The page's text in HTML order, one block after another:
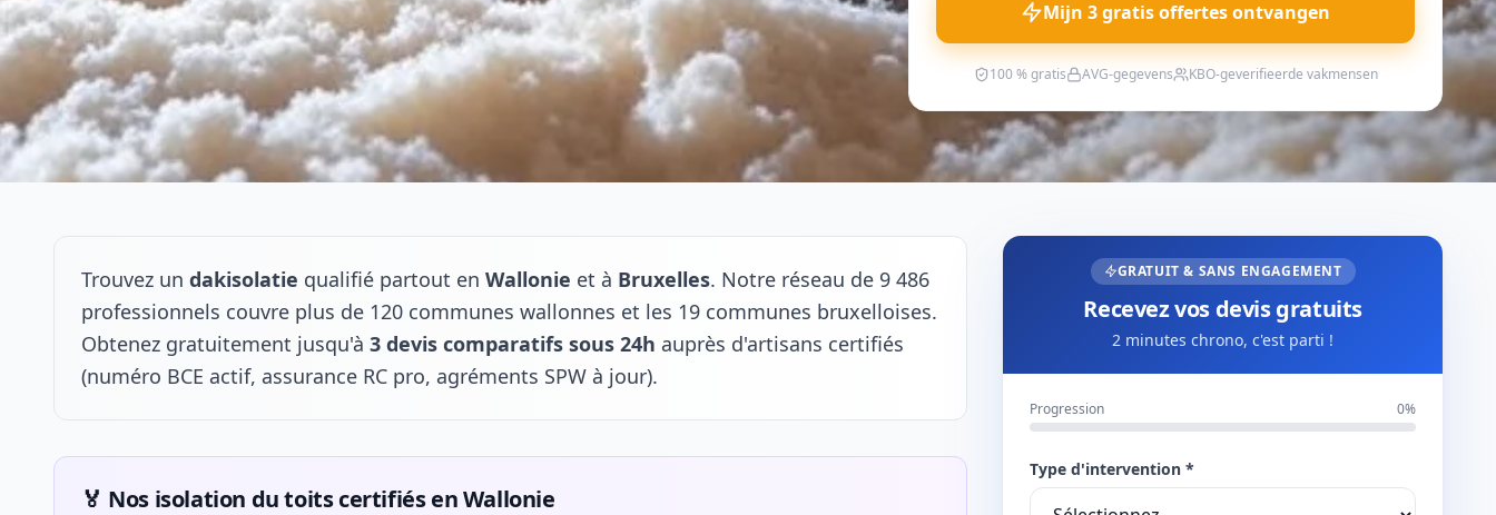
Mijn 3 gratis offertes ontvangen
100 % gratis AVG-gegevens KBO-geverifieerde vakmensen
Trouvez un dakisolatie qualifié partout en Wallonie et à Bruxelles. Notre réseau de 9 486
professionnels couvre plus de 120 communes wallonnes et les 19 communes bruxelloises.
Obtenez gratuitement jusqu'à 3 devis comparatifs sous 24h auprès d'artisans certifiés
(numéro BCE actif, assurance RC pro, agréments SPW à jour).
🏅 Nos isolation du toits certifiés en Wallonie
GRATUIT & SANS ENGAGEMENT
Recevez vos devis gratuits
2 minutes chrono, c'est parti !
Progression 0%
Type d'intervention *